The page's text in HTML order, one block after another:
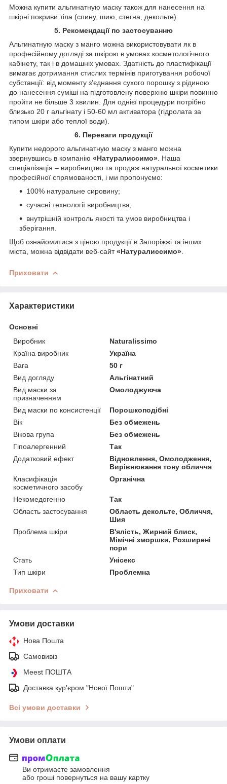
Можна купити альгинатную маску також для нанесення на
шкірні покриви тіла (спину, шию, стегна, декольте).
5. Рекомендації по застосуванню
Альгинатную маску з манго можна використовувати як в
професійному догляді за шкірою в умовах косметологічного
кабінету, так і в домашніх умовах. Здатність до пластифікації
вимагає дотримання стислих термінів приготування робочої
субстанції: від моменту з'єднання сухого порошку з рідиною
до нанесення суміші на підготовлену поверхню шкіри повинно
пройти не більше 3 хвилин. Для однієї процедури потрібно
близько 20 г альгінату і 50-60 мл активатора (гідролата за
типом шкіри або теплої води).
6. Переваги продукції
Купити недорого альгинатную маску з манго можна
звернувшись в компанію «Натуралиссимо» . Наша
спеціалізація – виробництво та продаж натуральної косметики
професійної спрямованості, і ми пропонуємо:
100% натуральне сировину;
сучасні технології виробництва;
внутрішній контроль якості та умов виробництва і
зберігання.
Щоб ознайомитися з ціною продукції в Запоріжжі та інших
міста, можна відвідати веб-сайт«Натуралиссимо»
Приховати
Характеристики
Основні
Виробник
Naturalissimo
Країна виробник
Україна
Вага
50 г
Вид догляду
Альгінатний
Вид маски за
призначенням
Омолоджуюча
Вид маски по консистенції
Порошкоподібні
Вік
Без обмежень
Вікова група
Без обмежень
Гіпоалергенний
Так
Додатковий ефект
Відновлення, Омолодження,
Вирівнювання тону обличчя
Класифікація
косметичного засобу
Органічна
Некомедогенно
Так
Область застосування
Область декольте, Обличчя,
Шия
Проблема шкіри
В'ялість, Жирний блиск,
Мімічні зморшки, Розширені
пори
Стать
Унісекс
Тип шкіри
Проблемна
Приховати
Умови доставки
Нова Пошта
Самовивіз
Meest ПОШТА
Доставка кур'єром "Нової Пошти"
Всі умови доставки
Умови оплати
Ви отримаєте замовлення
або гроші повернуться на вашу картку